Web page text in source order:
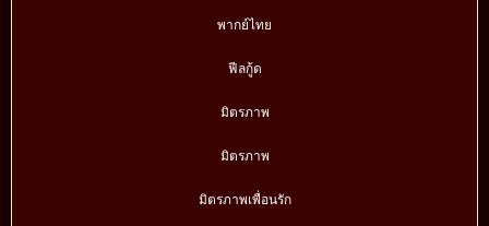
พากย์ไทย
ฟีลกู้ด
มิตรภาพ
มิตรภาพ
มิตรภาพเพื่อนรัก